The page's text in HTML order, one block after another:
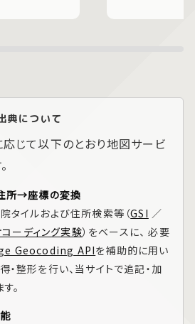
典について
じて以下のとおり地図サービ
所→座標の変換
タイルおよび住所検索等（GSI ／
ーディング実験）をベースに、 必要
Geocoding APIを補助的に用い
整形を行い、当サイトで追記・加
。